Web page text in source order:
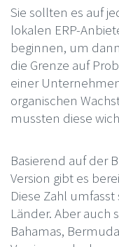
Sie sollten es auf
lokalen ERP-
beginnen, um
die Grenze auf
einer
organischen
mussten diese
Basierend auf der
Version gibt es
Diese Zahl
Länder. Aber auch
Bahamas,